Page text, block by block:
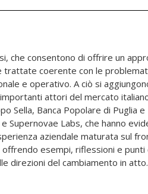
direzioni del cambiamento in atto.